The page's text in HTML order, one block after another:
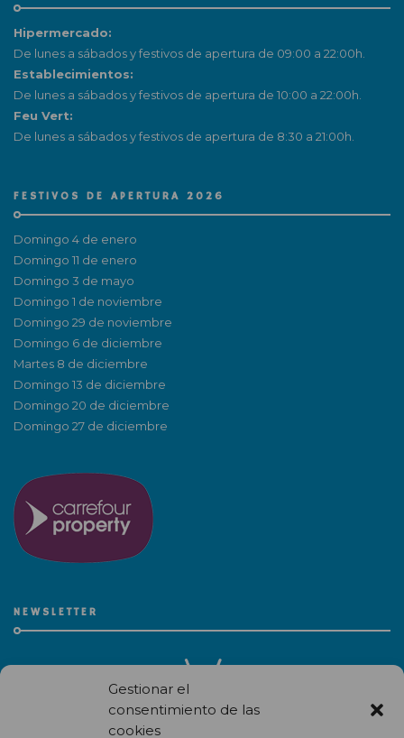
Gestionar el
consentimiento de las
cookies
Hipermercado:
De lunes a sábados y festivos de apertura de 09:00 a 22:00h.
Establecimientos:
De lunes a sábados y festivos de apertura de 10:00 a 22:00h.
Feu Vert:
De lunes a sábados y festivos de apertura de 8:30 a 21:00h.
FESTIVOS DE APERTURA 2026
Domingo 4 de enero
Domingo 11 de enero
Domingo 3 de mayo
Domingo 1 de noviembre
Domingo 29 de noviembre
Domingo 6 de diciembre
Martes 8 de diciembre
Domingo 13 de diciembre
Domingo 20 de diciembre
Domingo 27 de diciembre
NEWSLETTER